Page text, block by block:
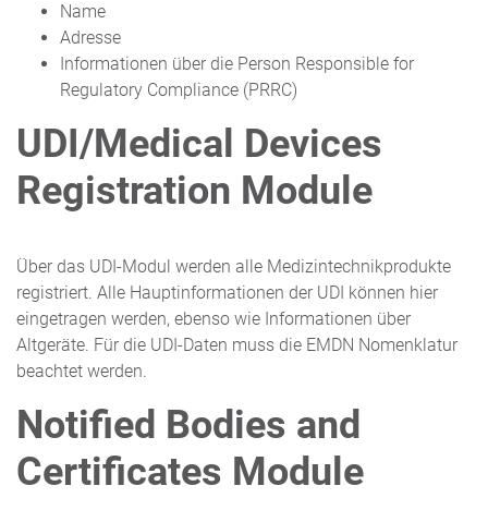
Name
Adresse
Informationen über die Person Responsible for
Regulatory Compliance (PRRC)
UDI/Medical Devices
Registration Module
Über das UDI-Modul werden alle Medizintechnikprodukte
registriert. Alle Hauptinformationen der UDI können hier
eingetragen werden, ebenso wie Informationen über
Altgeräte. Für die UDI-Daten muss die EMDN Nomenklatur
beachtet werden.
Notified Bodies and
Certificates Module